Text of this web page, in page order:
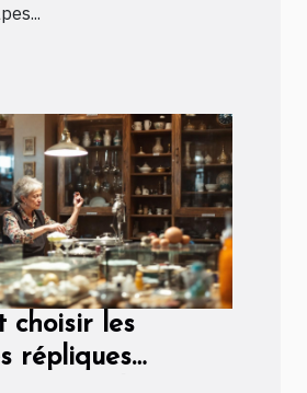
choisir les
répliques